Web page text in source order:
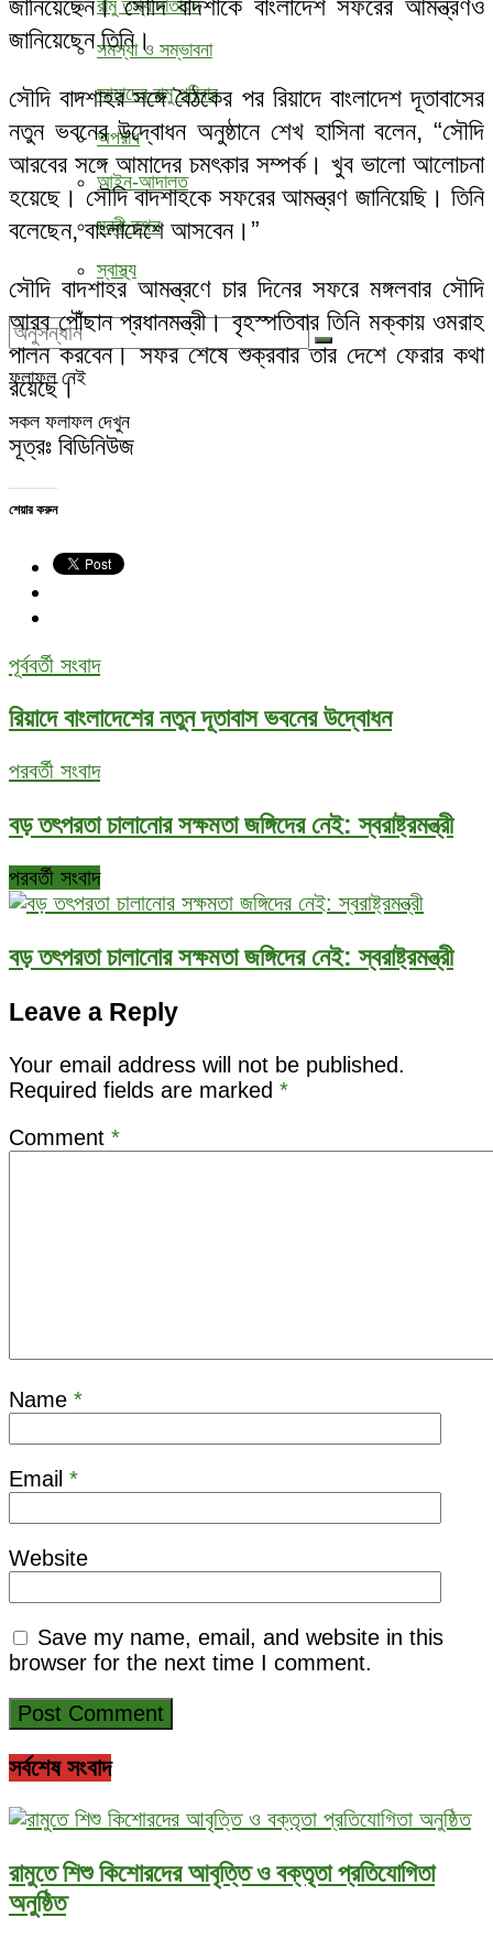
রামু তথ্য বাতায়ন
সমস্যা ও সম্ভাবনা
আমাদের রামু পরিবার
অপরাধ
আইন-আদালত
মন্ত্রী কথন
স্বাস্থ্য
ফলাফল নেই
সকল ফলাফল দেখুন
জানিয়েছেন। সৌদি বাদশাকে বাংলাদেশ সফরের আমন্ত্রণও
জানিয়েছেন তিনি।
সৌদি বাদশাহর সঙ্গে বৈঠকের পর রিয়াদে বাংলাদেশ দূতাবাসের
নতুন ভবনের উদ্বোধন অনুষ্ঠানে শেখ হাসিনা বলেন, “সৌদি
আরবের সঙ্গে আমাদের চমৎকার সম্পর্ক। খুব ভালো আলোচনা
হয়েছে। সৌদি বাদশাহকে সফরের আমন্ত্রণ জানিয়েছি। তিনি
বলেছেন, বাংলাদেশে আসবেন।”
সৌদি বাদশাহর আমন্ত্রণে চার দিনের সফরে মঙ্গলবার সৌদি
আরব পৌঁছান প্রধানমন্ত্রী। বৃহস্পতিবার তিনি মক্কায় ওমরাহ
পালন করবেন। সফর শেষে শুক্রবার তার দেশে ফেরার কথা
রয়েছে।
সূত্রঃ বিডিনিউজ
শেয়ার করুন
পূর্ববর্তী সংবাদ
রিয়াদে বাংলাদেশের নতুন দূতাবাস ভবনের উদ্বোধন
পরবর্তী সংবাদ
বড় তৎপরতা চালানোর সক্ষমতা জঙ্গিদের নেই: স্বরাষ্ট্রমন্ত্রী
পরবর্তী সংবাদ
বড় তৎপরতা চালানোর সক্ষমতা জঙ্গিদের নেই: স্বরাষ্ট্রমন্ত্রী
Leave a Reply
Your email address will not be published.
Required fields are marked *
Comment *
Name *
Email *
Website
Save my name, email, and website in this
browser for the next time I comment.
সর্বশেষ সংবাদ
রামুতে শিশু কিশোরদের আবৃত্তি ও বক্তৃতা প্রতিযোগিতা
অনুষ্ঠিত